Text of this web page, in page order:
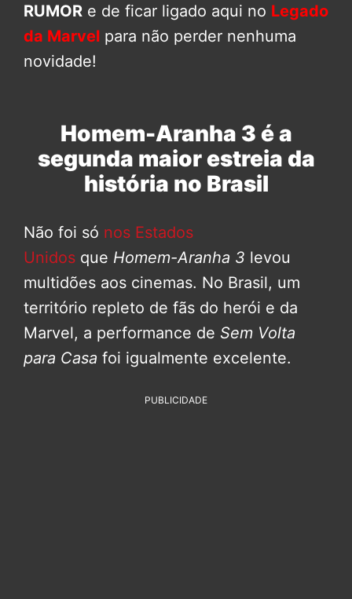
RUMOR e de ficar ligado aqui no Legado
da Marvel para não perder nenhuma
novidade!
Homem-Aranha 3 é a
segunda maior estreia da
história no Brasil
Não foi só nos Estados
Unidos que Homem-Aranha 3 levou
multidões aos cinemas. No Brasil, um
território repleto de fãs do herói e da
Marvel, a performance de Sem Volta
para Casa foi igualmente excelente.
PUBLICIDADE